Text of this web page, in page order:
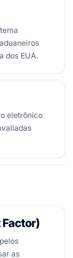
dos EUA.
eletrônico
as